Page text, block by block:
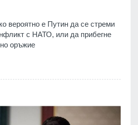
вероятно е Путин да се стреми
с НАТО, или да прибегне
оръжие